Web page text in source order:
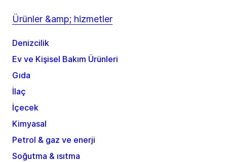
Ürünler &amp; hizmetler
Denizcilik
Ev ve Kişisel Bakım Ürünleri
Gıda
İlaç
İçecek
Kimyasal
Petrol & gaz ve enerji
Soğutma & ısıtma